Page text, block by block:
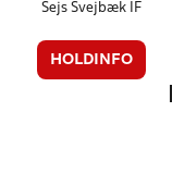
Sejs Svejbæk IF
HOLDINFO